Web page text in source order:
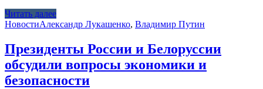
Читать далее
НовостиАлександр Лукашенко, Владимир Путин
Президенты России и Белоруссии
обсудили вопросы экономики и
безопасности